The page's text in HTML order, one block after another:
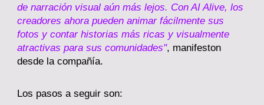
de narración visual aún más lejos. Con AI Alive, los
creadores ahora pueden animar fácilmente sus
fotos y contar historias más ricas y visualmente
atractivas para sus comunidades", manifeston
desde la compañía.
Los pasos a seguir son: